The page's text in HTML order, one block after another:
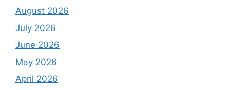
August 2026
July 2026
June 2026
May 2026
April 2026